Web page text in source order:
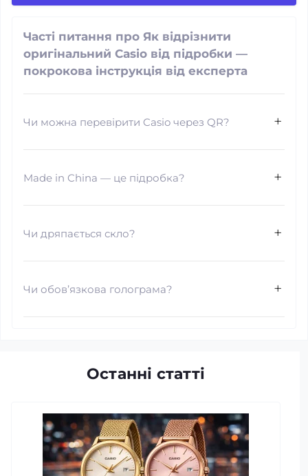
Часті питання про Як відрізнити
оригінальний Casio від підробки —
покрокова інструкція від експерта
Чи можна перевірити Casio через QR?
Made in China — це підробка?
Чи дряпається скло?
Чи обов’язкова голограма?
Останні статті